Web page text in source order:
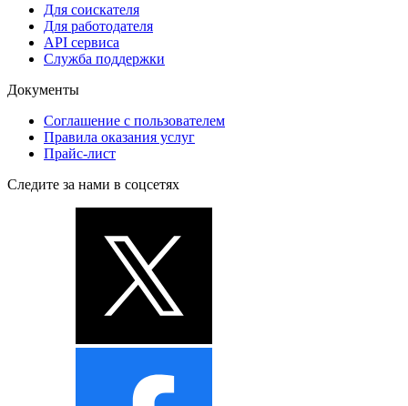
Для соискателя
Для работодателя
API сервиса
Служба поддержки
Документы
Соглашение с пользователем
Правила оказания услуг
Прайс-лист
Следите за нами в соцсетях